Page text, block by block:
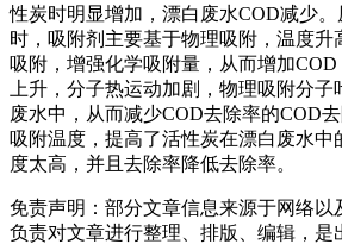
性炭时明显增加，漂白废水COD减少
时，吸附剂主要基于物理吸附，温度升
吸附，增强化学吸附量，从而增加
上升，分子热运动加剧，物理吸附分
废水中，从而减少COD去除率的COD
吸附温度，提高了活性炭在漂白废水中
度太高，并且去除率降低去除率。
免责声明：部分文章信息来源于网络以
负责对文章进行整理、排版、编辑，是